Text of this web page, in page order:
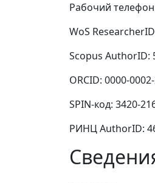
Рабочий
WoS
Scopus AuthorID:
ORCID: 0000-
SPIN-код: 3420-
РИНЦ AuthorID: